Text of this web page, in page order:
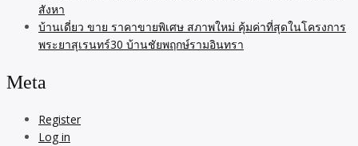
สังหา
บ้านเดี่ยว ขาย ราคาขายพิเศษ สภาพใหม่ คุ้มค่าที่สุดในโครงการ
พระยาสุเรนทร์30 บ้านชัยพฤกษ์รามอินทรา
Meta
Register
Log in